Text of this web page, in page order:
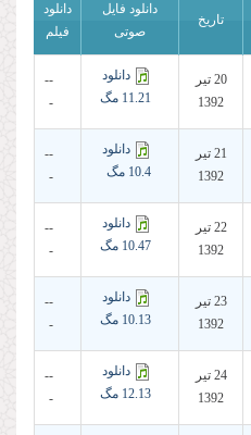
تاریخ
دانلود فایل
صوتی
دانلود
فیلم
20 تير
1392
دانلود
11.21 مگ
--
-
21 تير
1392
دانلود
10.4 مگ
--
-
22 تير
1392
دانلود
10.47 مگ
--
-
23 تير
1392
دانلود
10.13 مگ
--
-
24 تير
1392
دانلود
12.13 مگ
--
-